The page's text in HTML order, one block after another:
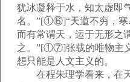
犹冰凝释于水，知太虚即
名。”[①⑥]“天道不穷，寒
而有常谓天，运于无形之
之。”[①⑦]张载的唯物主
想只能是人文主义的。
在程朱理学看来，在天